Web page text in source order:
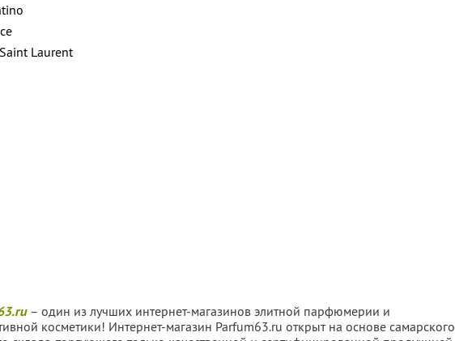
Laurent
– один из лучших интернет-магазинов элитной парфюмерии и
косметики! Интернет-магазин Parfum63.ru открыт на основе самарского